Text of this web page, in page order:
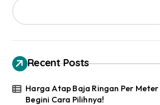
Recent Posts
Harga Atap Baja Ringan Per
Begini Cara Pilihnya!